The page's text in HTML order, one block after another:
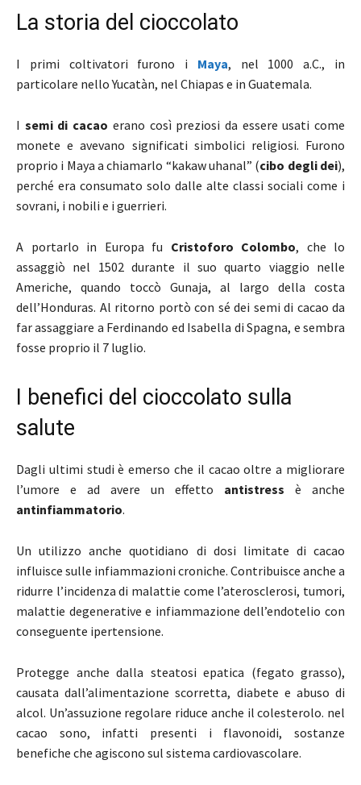
La storia del cioccolato
I primi coltivatori furono i Maya, nel 1000 a.C., in
particolare nello Yucatàn, nel Chiapas e in Guatemala.
I semi di cacao erano così preziosi da essere usati come
monete e avevano significati simbolici religiosi. Furono
proprio i Maya a chiamarlo “kakaw uhanal” (cibo degli dei),
perché era consumato solo dalle alte classi sociali come i
sovrani, i nobili e i guerrieri.
A portarlo in Europa fu Cristoforo Colombo, che lo
assaggiò nel 1502 durante il suo quarto viaggio nelle
Americhe, quando toccò Gunaja, al largo della costa
dell’Honduras. Al ritorno portò con sé dei semi di cacao da
far assaggiare a Ferdinando ed Isabella di Spagna, e sembra
fosse proprio il 7 luglio.
I benefici del cioccolato sulla
salute
Dagli ultimi studi è emerso che il cacao oltre a migliorare
l’umore e ad avere un effetto antistress è anche
antinfiammatorio.
Un utilizzo anche quotidiano di dosi limitate di cacao
influisce sulle infiammazioni croniche. Contribuisce anche a
ridurre l’incidenza di malattie come l’aterosclerosi, tumori,
malattie degenerative e infiammazione dell’endotelio con
conseguente ipertensione.
Protegge anche dalla steatosi epatica (fegato grasso),
causata dall’alimentazione scorretta, diabete e abuso di
alcol. Un’assuzione regolare riduce anche il colesterolo. nel
cacao sono, infatti presenti i flavonoidi, sostanze
benefiche che agiscono sul sistema cardiovascolare.